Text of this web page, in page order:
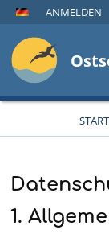
ANMELDEN
1.